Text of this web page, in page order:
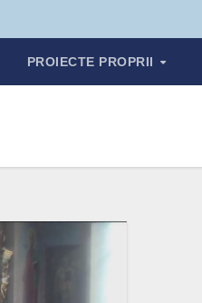
PROIECTE PROPRII